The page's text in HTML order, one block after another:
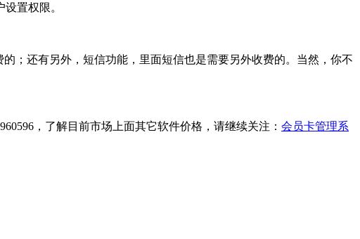
置权限。
；还有另外，短信功能，里面短信也是需要另外收费的。当然，你不
，了解目前市场上面其它软件价格，请继续关注： 会员卡管理系